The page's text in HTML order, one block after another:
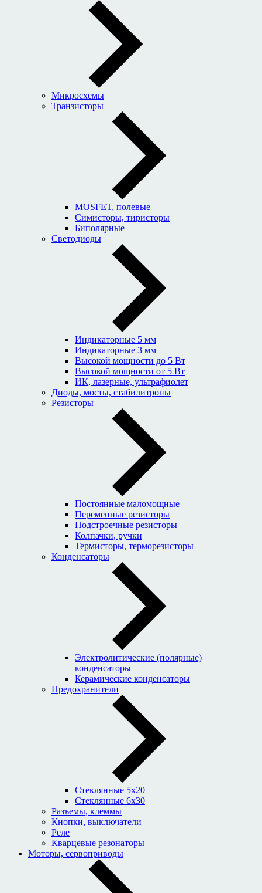
Микросхемы
Транзисторы
MOSFET, полевые
Симисторы, тиристоры
Биполярные
Светодиоды
Индикаторные 5 мм
Индикаторные 3 мм
Высокой мощности до 5 Вт
Высокой мощности от 5 Вт
ИК, лазерные, ультрафиолет
Диоды, мосты, стабилитроны
Резисторы
Постоянные маломощные
Переменные резисторы
Подстроечные резисторы
Колпачки, ручки
Термисторы, терморезисторы
Конденсаторы
Электролитические (полярные)
конденсаторы
Керамические конденсаторы
Предохранители
Стеклянные 5x20
Стеклянные 6x30
Разъемы, клеммы
Кнопки, выключатели
Реле
Кварцевые резонаторы
Моторы, сервоприводы